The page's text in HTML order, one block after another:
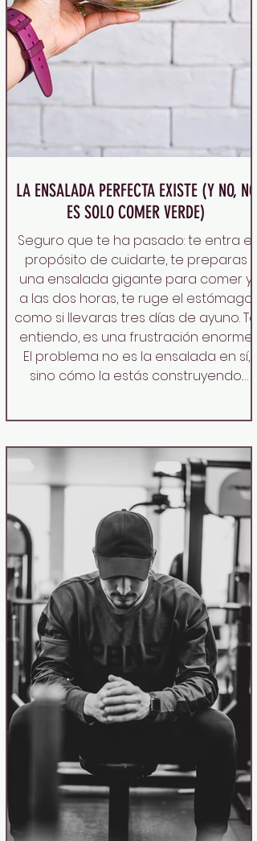
LA ENSALADA PERFECTA EXISTE (Y NO, NO
ES SOLO COMER VERDE)
Seguro que te ha pasado: te entra el
propósito de cuidarte, te preparas
una ensalada gigante para comer y,
a las dos horas, te ruge el estómago
como si llevaras tres días de ayuno. Te
entiendo, es una frustración enorme.
El problema no es la ensalada en sí,
sino cómo la estás construyendo.
ensalada funcione como un plato
único, te sacie de verdad y te dé
energía para rendir en el